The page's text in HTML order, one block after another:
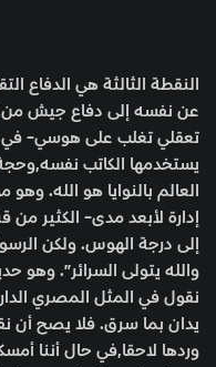
النقطة الثالثة هي الدفاع
عن نفسه إلى دفاع جيش من
تعقلي تغلب على هوسي- في
يستخدمها الكاتب
العالم بالنوايا هو الله.
إدارة لأبعد مدى- الكثير من
إلى درجة الهوس. ولكن
والله يتولى السرائر”. وهو
نقول في المثل المصري
يدان بما سرق. فلا يصح أن
وردها لاحقا,في حال أننا